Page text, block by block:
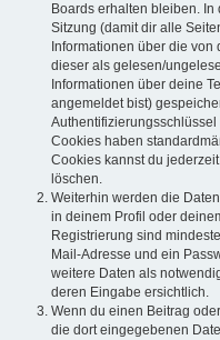
Boards erhalten bleiben.
Sitzung (damit dir alle
Informationen über die
dieser als gelesen/
Informationen über deine
angemeldet bist)
Cookies haben
Cookies kannst du
löschen.
Weiterhin werden die
in deinem Profil oder
Registrierung sind
Mail-Adresse und ein
weitere Daten als
deren Eingabe ersichtlich.
Wenn du einen Beitrag
die dort eingegebenen